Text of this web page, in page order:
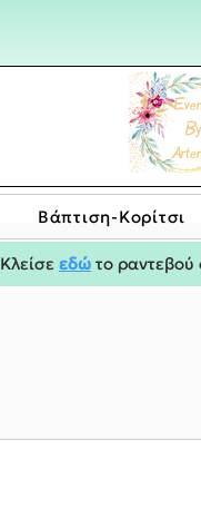
Bάπτιση-Κορίτσι
Κλείσε εδώ το ραντεβού